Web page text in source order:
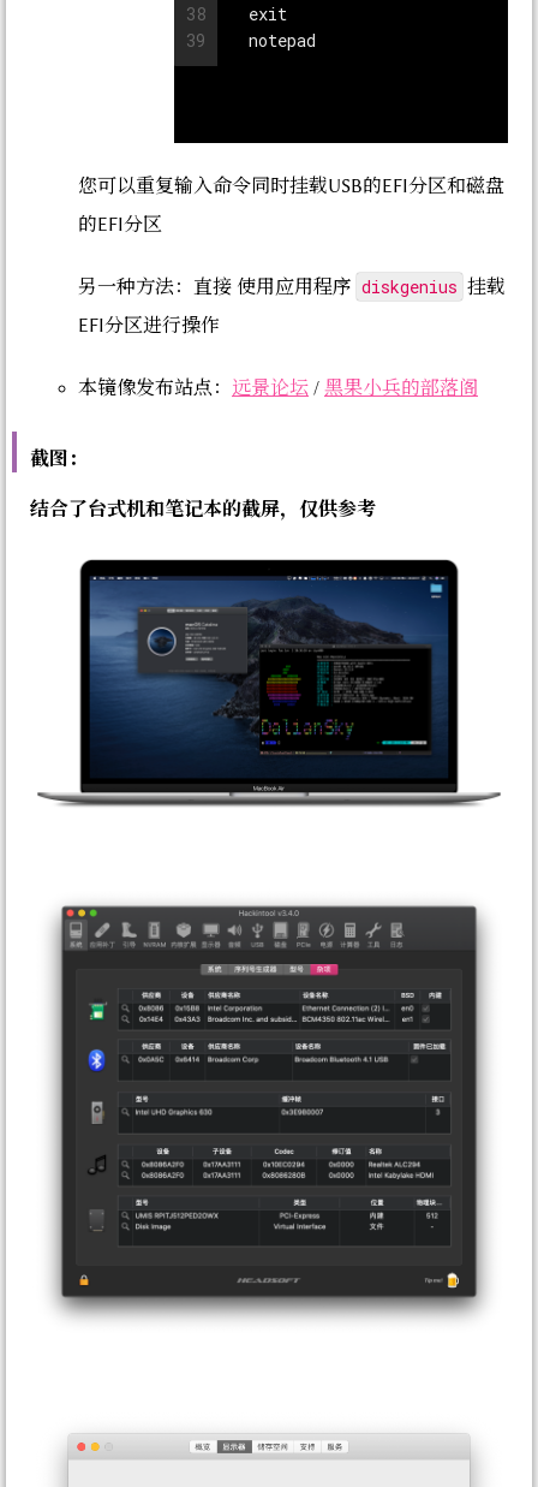
38
39
您可以重复输入命令同时挂载USB的EFI分区和磁盘
的EFI分区
另一种方法：直接 使用应用程序 diskgenius 挂载
EFI分区进行操作
本镜像发布站点： 远景论坛 / 黑果小兵的部落阁
截图：
结合了台式机和笔记本的截屏，仅供参考